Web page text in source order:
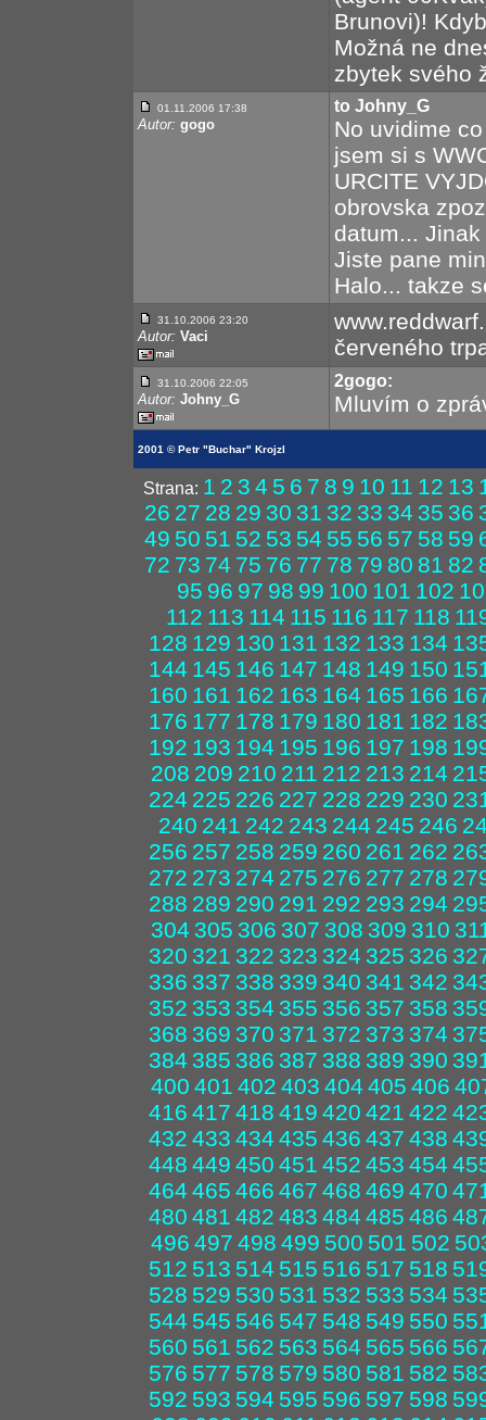
Brunovi)!
Možná ne
zbytek svého
01.11.2006 17:38
Autor: gogo
to Johny_G
No uvidime
jsem si s
URCITE
obrovska
datum...
Jiste pane
Halo... takze
31.10.2006 23:20
Autor: Vaci
červeného
31.10.2006 22:05
Autor: Johny_G
2gogo:
Mluvím o
2001 © Petr "Buchar" Krojzl
Strana: 1 2 3 4 5 6 7 8 9 10 11 12 13
26 27 28 29 30 31 32 33 34 35 36
49 50 51 52 53 54 55 56 57 58 59
72 73 74 75 76 77 78 79 80 81 82
95 96 97 98 99 100 101 102
112 113 114 115 116 117 118
128 129 130 131 132 133 134
144 145 146 147 148 149 150
160 161 162 163 164 165 166
176 177 178 179 180 181 182
192 193 194 195 196 197 198
208 209 210 211 212 213 214
224 225 226 227 228 229 230
240 241 242 243 244 245 246
256 257 258 259 260 261 262
272 273 274 275 276 277 278
288 289 290 291 292 293 294
304 305 306 307 308 309 310
320 321 322 323 324 325 326
336 337 338 339 340 341 342
352 353 354 355 356 357 358
368 369 370 371 372 373 374
384 385 386 387 388 389 390
400 401 402 403 404 405 406
416 417 418 419 420 421 422
432 433 434 435 436 437 438
448 449 450 451 452 453 454
464 465 466 467 468 469 470
480 481 482 483 484 485 486
496 497 498 499 500 501 502
512 513 514 515 516 517 518
528 529 530 531 532 533 534
544 545 546 547 548 549 550
560 561 562 563 564 565 566
576 577 578 579 580 581 582
592 593 594 595 596 597 598